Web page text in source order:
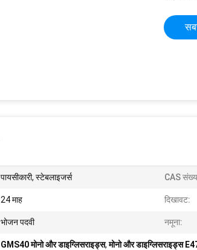
पायसीकारी, स्टेबलाइजर्स CAS
24 माह दिखावट:
भोजन पदवी नमूना:
GMS40 मोनो और डाइग्लिसराइड्स,मोनो और डाइग्लिसराइड्स